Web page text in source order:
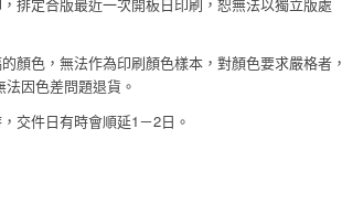
排定合版最近一次開板日印刷，恕無法以獨立版處
顏色，無法作為印刷顏色樣本，對顏色要求嚴格者，
因色差問題退貨。
交件日有時會順延1－2日。